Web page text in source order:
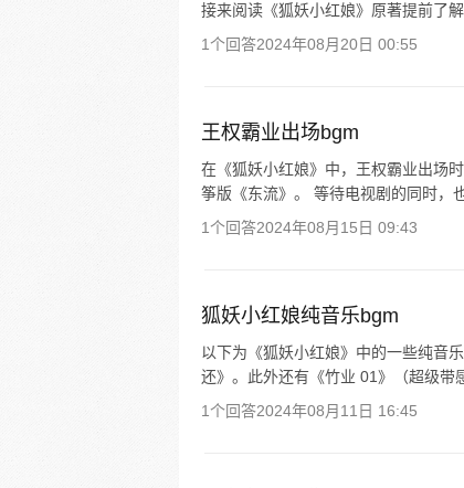
接来阅读《狐妖小红娘》原著提前了解
1个回答2024年08月20日 00:55
王权霸业出场bgm
在《狐妖小红娘》中，王权霸业出场
筝版《东流》。 等待电视剧的同时，
1个回答2024年08月15日 09:43
狐妖小红娘纯音乐bgm
以下为《狐妖小红娘》中的一些纯音
还》。此外还有《竹业 01》（超级带
1个回答2024年08月11日 16:45